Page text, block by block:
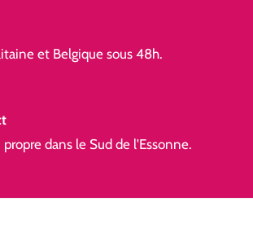
et Belgique sous 48h.
dans le Sud de l'Essonne.